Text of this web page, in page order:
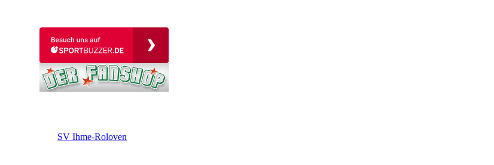
SV Ihme-Roloven